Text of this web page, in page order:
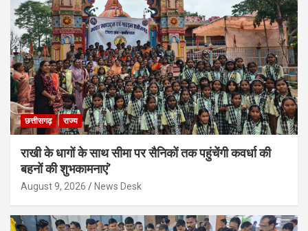
छत्तीसगढ़ राज्य
राखी के धागों के साथ सीमा पर सैनिकों तक पहुंचेंगी कवर्धा की
बहनों की शुभकामनाएं’
August 9, 2026 News Desk